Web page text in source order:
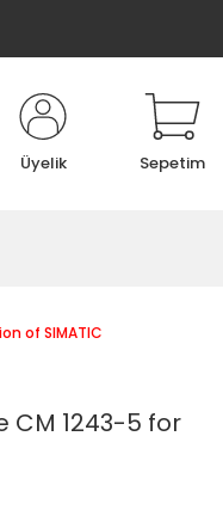
Üyelik Sepetim
of SIMATIC
CM 1243-5 for